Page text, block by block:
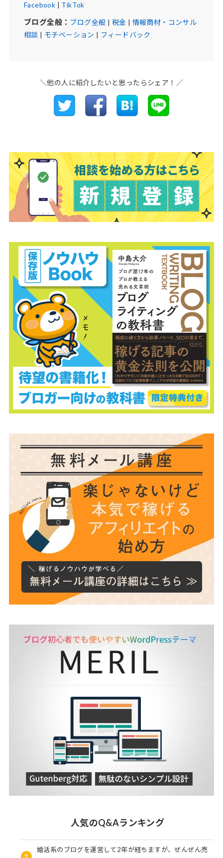
Facebook | TikTok
ブログ全般： ブログ全般 | 税金 | 情報商材・コンサル
相談 | モチベーション | フィードバック
＼他の人に紹介したいと思ったらシェア！／
人気のQ&Aランキング
1
婚活系のブログを運営して2年が経ちますが、ぜんぜん売